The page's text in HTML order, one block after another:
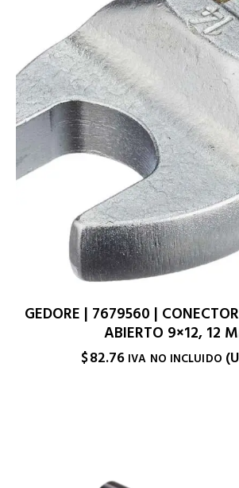
GEDORE | 7679560 |
ABIERTO 9×12, 12
$82.76 IVA NO INCLUIDO (